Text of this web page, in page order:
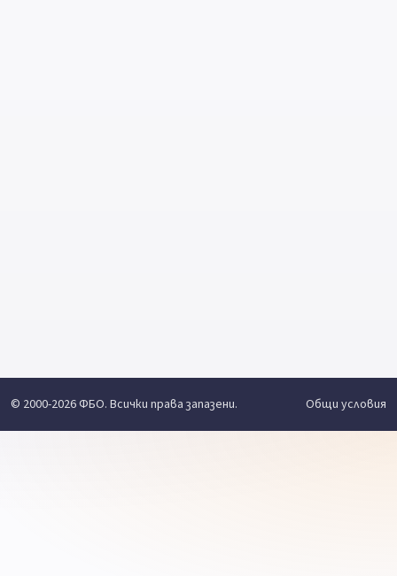
© 2000-2026 ФБО. Всички права запазени. Общи условия